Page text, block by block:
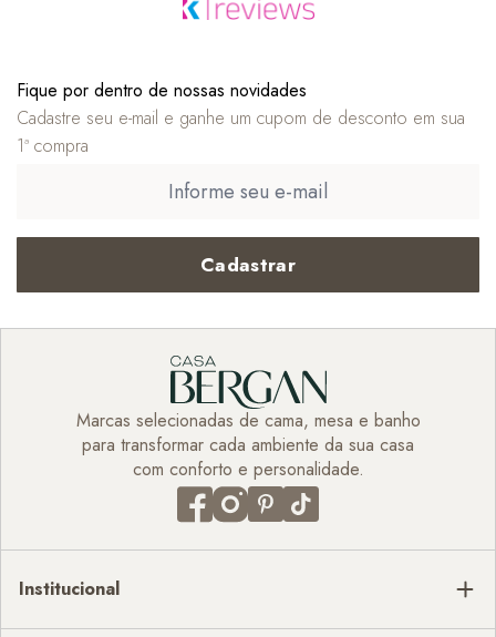
Fique por dentro de nossas novidades
Cadastre seu e-mail e ganhe um cupom de desconto em sua
1ª compra
Cadastrar
Marcas selecionadas de cama, mesa e banho
para transformar cada ambiente da sua casa
com conforto e personalidade.
Institucional